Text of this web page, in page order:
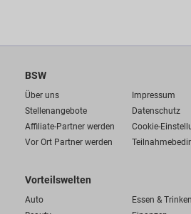
BSW
Über uns
Impressum
Stellenangebote
Datenschutz
Affiliate-Partner werden
Cookie-
Vor Ort Partner werden
Vorteilswelten
Auto Essen & Trinken